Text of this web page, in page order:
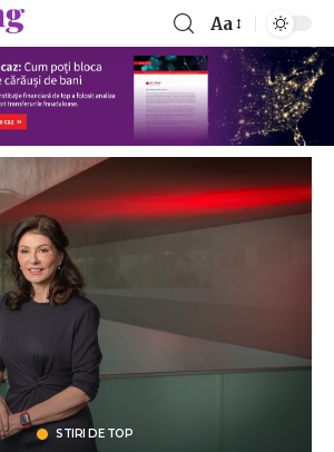
Aa
STIRI DE TOP